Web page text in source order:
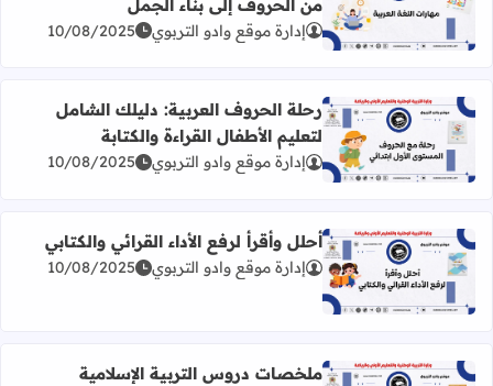
اقرأ المزيد عن دليل شامل لإتقان مهارات اللغة العربية: من
من الحروف إلى بناء الجمل
إدارة موقع وادو التربوي 10/08/2025
اقرأ المزيد عن رحلة الحروف العربية: دليلك الشامل لتعليم
رحلة الحروف العربية: دليلك الشامل
لتعليم الأطفال القراءة والكتابة
إدارة موقع وادو التربوي 10/08/2025
اقرأ المزيد عن أحلل وأقرأ لرفع الأداء القرائي والكتابي
أحلل وأقرأ لرفع الأداء القرائي والكتابي
إدارة موقع وادو التربوي 10/08/2025
ملخصات دروس التربية الإسلامية